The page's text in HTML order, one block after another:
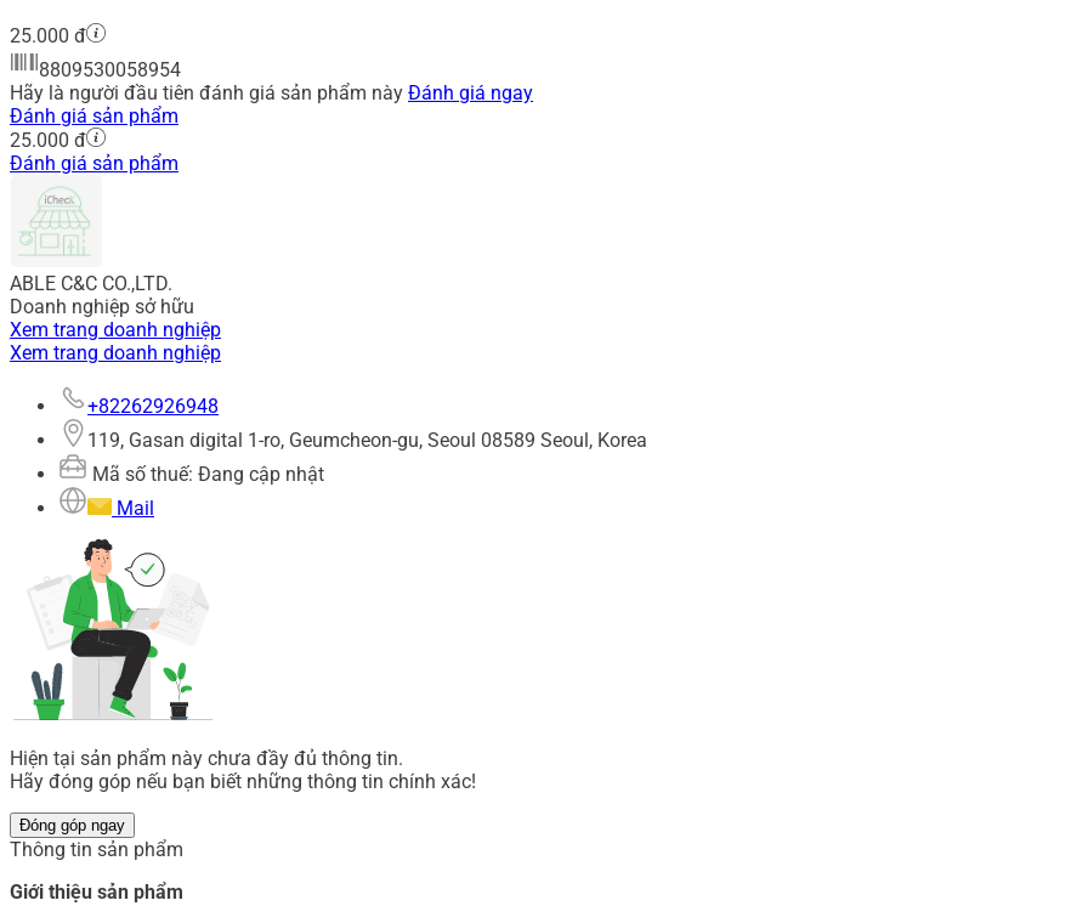
25.000 đ
8809530058954
Hãy là người đầu tiên đánh giá sản phẩm này Đánh giá ngay
Đánh giá sản phẩm
25.000 đ
Đánh giá sản phẩm
ABLE C&C CO.,LTD.
Doanh nghiệp sở hữu
Xem trang doanh nghiệp
Xem trang doanh nghiệp
+82262926948
119, Gasan digital 1-ro, Geumcheon-gu, Seoul 08589 Seoul, Korea
Mã số thuế: Đang cập nhật
Mail
Hiện tại sản phẩm này chưa đầy đủ thông tin.
Hãy đóng góp nếu bạn biết những thông tin chính xác!
Đóng góp ngay
Thông tin sản phẩm
Giới thiệu sản phẩm